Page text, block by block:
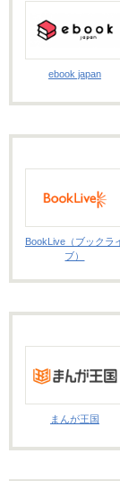
ebook japan
BookLive（ブックラ
ブ）
まんが王国